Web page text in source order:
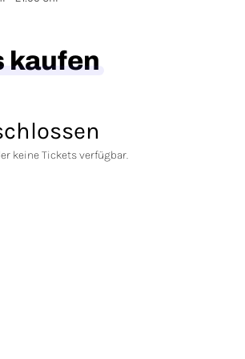
kaufen
keine Tickets verfügbar.